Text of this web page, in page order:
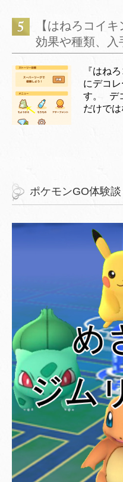
【はねろコイ
効果や種類、入
『はね
にデコ
す。 デ
だけで
ポケモンGO体験